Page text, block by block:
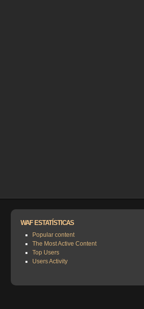
WAF ESTATÍSTICAS
Popular content
The Most Active Content
Top Users
Users Activity